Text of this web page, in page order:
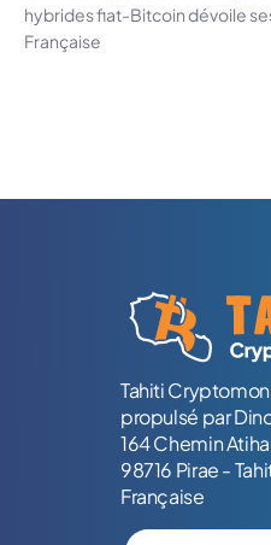
hybrides fiat-Bitcoin dévoile
Française
Tahiti
propulsé par
164 Chemin
98716 Pirae -
Française